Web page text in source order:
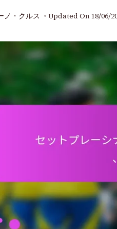
ノ・クルス Updated On 18/06/